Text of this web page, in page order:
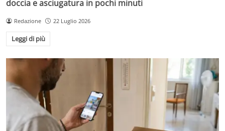
doccia e asciugatura in pochi minuti
Redazione 22 Luglio 2026
Leggi di più